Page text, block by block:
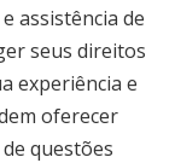
assistência de
seus direitos
experiência e
oferecer
questões